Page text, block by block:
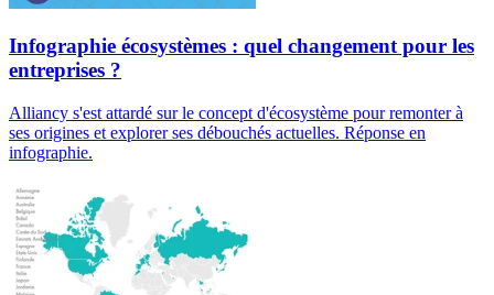
Infographie écosystèmes : quel changement pour les
entreprises ?
Alliancy s'est attardé sur le concept d'écosystème pour remonter à
ses origines et explorer ses débouchés actuelles. Réponse en
infographie.